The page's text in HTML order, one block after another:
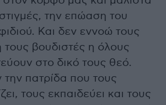
την επώαση του
Και δεν εννοώ τους
βουδιστές η όλους
στο δικό τους θεό.
την πατρίδα που τους
τους εκπαιδεύει και τους